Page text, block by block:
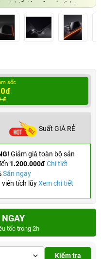
tinh tế giúp ngăn ngừa tình trạng
sốc
đ
Suất GIÁ RẺ
Giảm giá toàn bộ sản
1.200.000đChi tiết
Săn ngay
viên tích lũyXem chi tiết
tốc trong 2h
Kiểm tra